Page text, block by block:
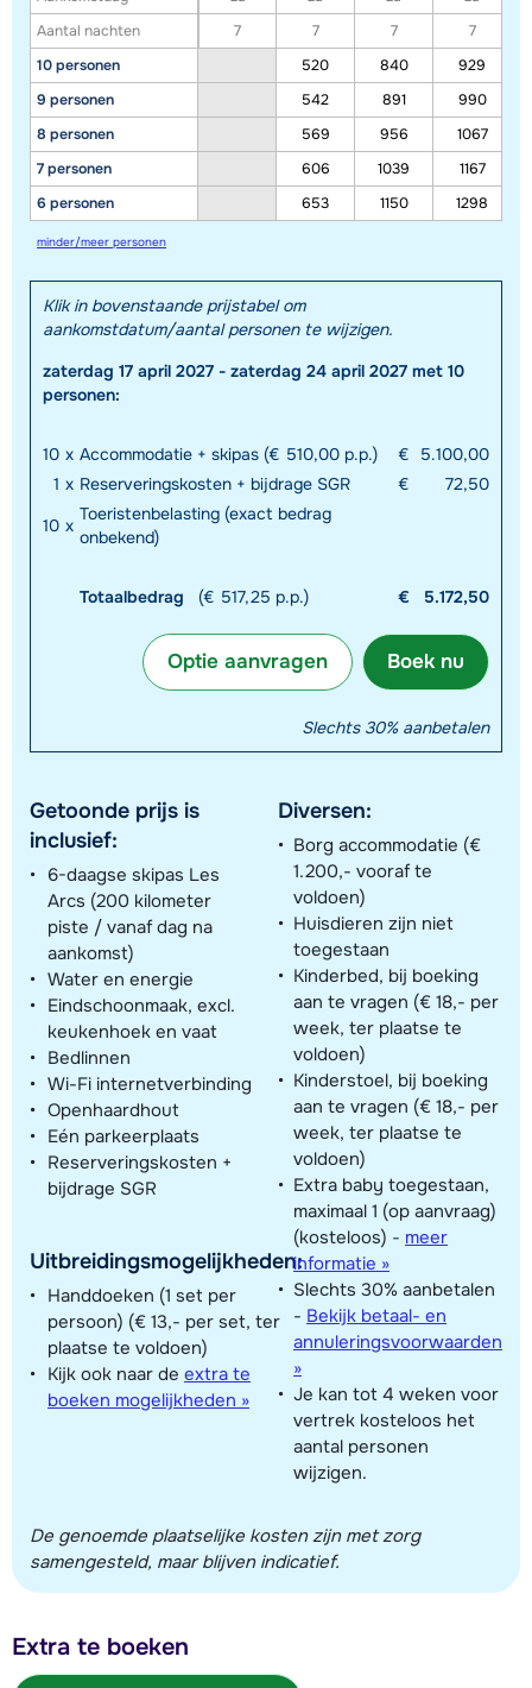
Deze kaart geeft een indicatie van de ligging van onze accommodaties. De
exacte locatie kan enigszins afwijken.
Aantal nachten
10 personen
9 personen
8 personen
7 personen
6 personen
7
7 7
7
520
840
929
542
891
990
569
956
1067
606
1039
1167
653
1150 1298
minder/meer personen
Klik in bovenstaande prijstabel om
aankomstdatum/aantal personen te wijzigen.
zaterdag 17 april 2027 - zaterdag 24 april 2027 met 10
personen:
10 x Accommodatie + skipas (€ 510,00 p.p.) €
5.100,00
1 x Reserveringskosten + bijdrage SGR €
72,50
10 x
Toeristenbelasting (exact bedrag
onbekend)
Totaalbedrag (€ 517,25 p.p.) € 5.172,50
Boek nu
Optie aanvragen
Slechts 30% aanbetalen
Getoonde prijs is
inclusief:
6-daagse skipas Les
Arcs (200 kilometer
piste / vanaf dag na
aankomst)
Water en energie
Eindschoonmaak, excl.
keukenhoek en vaat
Bedlinnen
Wi-Fi internetverbinding
Openhaardhout
Eén parkeerplaats
Reserveringskosten +
bijdrage SGR
Uitbreidingsmogelijkheden:
Handdoeken (1 set per
persoon) (€ 13,- per set, ter
plaatse te voldoen)
Kijk ook naar de extra te
boeken mogelijkheden »
Diversen:
Borg accommodatie (€
1.200,- vooraf te
voldoen)
Huisdieren zijn niet
toegestaan
Kinderbed, bij boeking
aan te vragen (€ 18,- per
week, ter plaatse te
voldoen)
Kinderstoel, bij boeking
aan te vragen (€ 18,- per
week, ter plaatse te
voldoen)
Extra baby toegestaan,
maximaal 1 (op aanvraag)
(kosteloos) - meer
informatie »
Slechts 30% aanbetalen
- Bekijk betaal- en
annuleringsvoorwaarden
»
Je kan tot 4 weken voor
vertrek kosteloos het
aantal personen
wijzigen.
De genoemde plaatselijke kosten zijn met zorg
samengesteld, maar blijven indicatief.
Extra te boeken